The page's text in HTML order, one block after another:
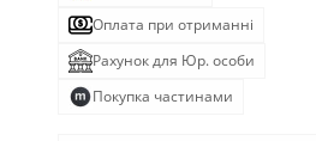
Оплата при отриманні
Рахунок для Юр. особи
Покупка частинами